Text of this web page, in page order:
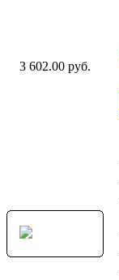
3 602.00 руб.